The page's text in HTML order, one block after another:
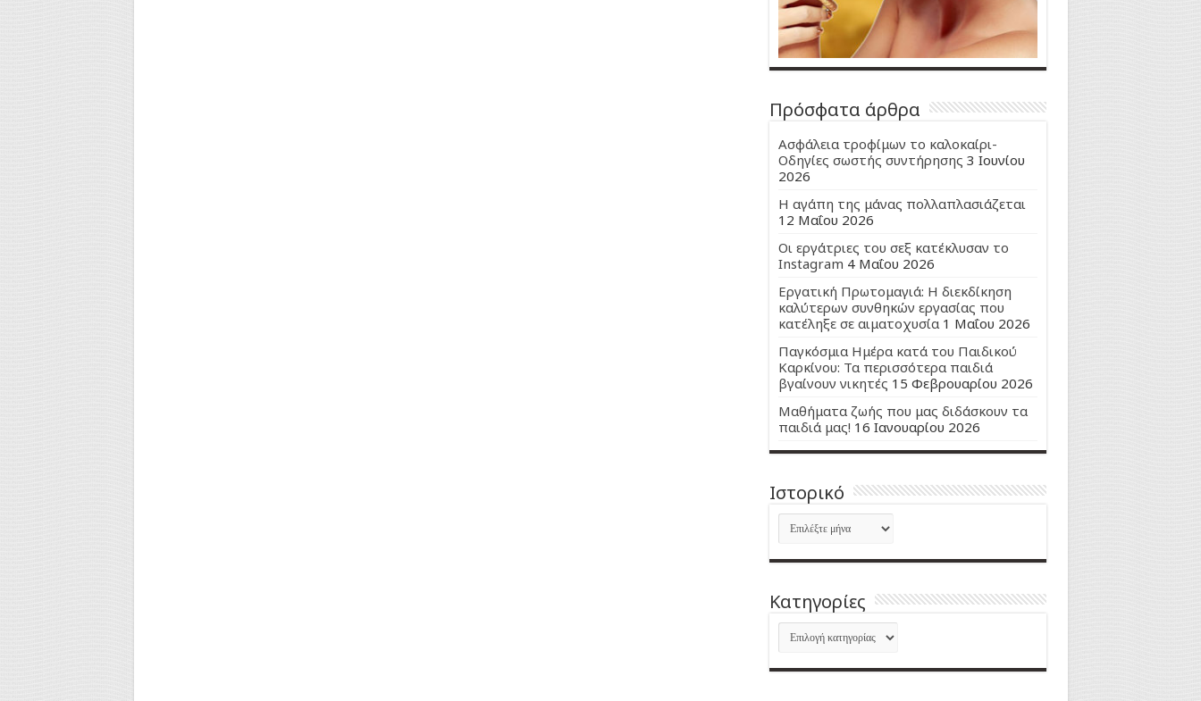
Πρόσφατα άρθρα
Ασφάλεια τροφίμων το καλοκαίρι-
Οδηγίες σωστής συντήρησης 3 Ιουνίου
2026
Η αγάπη της μάνας πολλαπλασιάζεται
12 Μαΐου 2026
Οι εργάτριες του σεξ κατέκλυσαν το
Instagram 4 Μαΐου 2026
Εργατική Πρωτομαγιά: Η διεκδίκηση
καλύτερων συνθηκών εργασίας που
κατέληξε σε αιματοχυσία 1 Μαΐου 2026
Παγκόσμια Ημέρα κατά του Παιδικού
Καρκίνου: Τα περισσότερα παιδιά
βγαίνουν νικητές 15 Φεβρουαρίου 2026
Μαθήματα ζωής που μας διδάσκουν τα
παιδιά μας! 16 Ιανουαρίου 2026
Ιστορικό
Ιστορικό
Kατηγορίες
Kατηγορίες